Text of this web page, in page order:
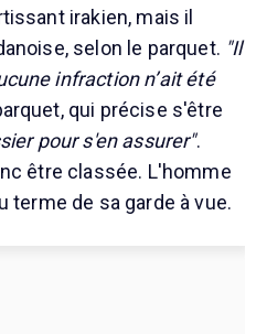
irakien, mais il
selon le parquet. "Il
infraction n’ait été
qui précise s'être
pour s'en assurer".
être classée. L'homme
terme de sa garde à vue.